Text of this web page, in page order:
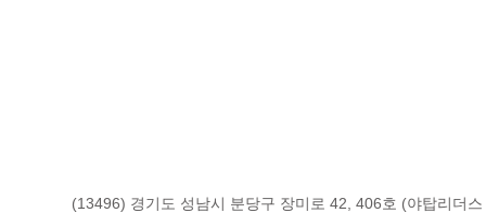
(13496) 경기도 성남시 분당구 장미로 42, 406호 (야탑리더